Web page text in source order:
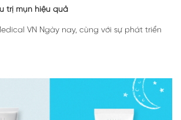
trị mụn hiệu quả
VN Ngày nay, cùng với sự phát triển